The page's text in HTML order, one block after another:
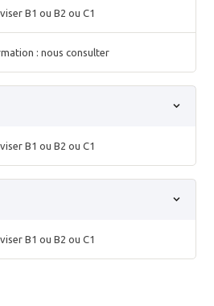
B1 ou B2 ou C1
: nous consulter
B1 ou B2 ou C1
B1 ou B2 ou C1